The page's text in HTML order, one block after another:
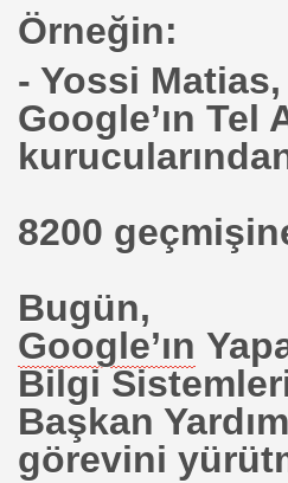
Örneğin:
- Yossi Matias,
Google’ın
8200
Bugün,
Google’ın
Bilgi
Başkan
görevini
Üretecek
Dr.
ABD.